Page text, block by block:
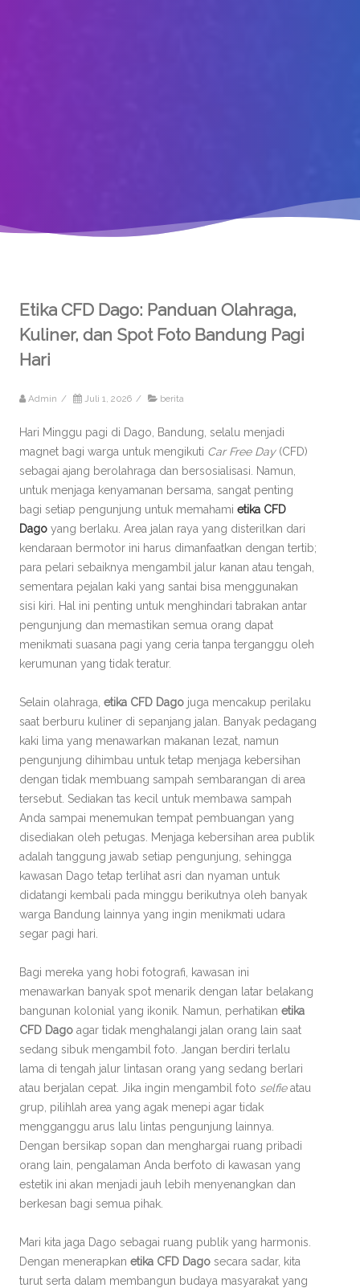
Etika CFD Dago: Panduan Olahraga,
Kuliner, dan Spot Foto Bandung Pagi
Hari
Admin / Juli 1, 2026 / berita
Hari Minggu pagi di Dago, Bandung, selalu menjadi
magnet bagi warga untuk mengikuti Car Free Day(CFD)
sebagai ajang berolahraga dan bersosialisasi. Namun,
untuk menjaga kenyamanan bersama, sangat penting
bagi setiap pengunjung untuk memahami etika CFD
Dago yang berlaku. Area jalan raya yang disterilkan dari
kendaraan bermotor ini harus dimanfaatkan dengan tertib;
para pelari sebaiknya mengambil jalur kanan atau tengah,
sementara pejalan kaki yang santai bisa menggunakan
sisi kiri. Hal ini penting untuk menghindari tabrakan antar
pengunjung dan memastikan semua orang dapat
menikmati suasana pagi yang ceria tanpa terganggu oleh
kerumunan yang tidak teratur.
Selain olahraga, etika CFD Dago juga mencakup perilaku
saat berburu kuliner di sepanjang jalan. Banyak pedagang
kaki lima yang menawarkan makanan lezat, namun
pengunjung dihimbau untuk tetap menjaga kebersihan
dengan tidak membuang sampah sembarangan di area
tersebut. Sediakan tas kecil untuk membawa sampah
Anda sampai menemukan tempat pembuangan yang
disediakan oleh petugas. Menjaga kebersihan area publik
adalah tanggung jawab setiap pengunjung, sehingga
kawasan Dago tetap terlihat asri dan nyaman untuk
didatangi kembali pada minggu berikutnya oleh banyak
warga Bandung lainnya yang ingin menikmati udara
segar pagi hari.
Bagi mereka yang hobi fotografi, kawasan ini
menawarkan banyak spot menarik dengan latar belakang
bangunan kolonial yang ikonik. Namun, perhatikan etika
CFD Dago agar tidak menghalangi jalan orang lain saat
sedang sibuk mengambil foto. Jangan berdiri terlalu
lama di tengah jalur lintasan orang yang sedang berlari
atau berjalan cepat. Jika ingin mengambil foto selfieatau
grup, pilihlah area yang agak menepi agar tidak
mengganggu arus lalu lintas pengunjung lainnya.
Dengan bersikap sopan dan menghargai ruang pribadi
orang lain, pengalaman Anda berfoto di kawasan yang
estetik ini akan menjadi jauh lebih menyenangkan dan
berkesan bagi semua pihak.
Mari kita jaga Dago sebagai ruang publik yang harmonis.
Dengan menerapkan etika CFD Dago secara sadar, kita
turut serta dalam membangun budaya masyarakat yang